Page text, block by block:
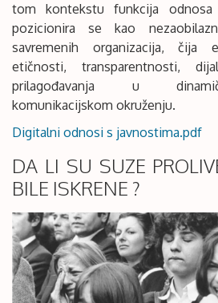
tom kontekstu funkcija
pozicionira se kao
savremenih organizacija, čija
etičnosti, transparentnosti,
prilagođavanja u
komunikacijskom okruženju.
Digitalni odnosi s javnostima.pdf
DA LI SU SUZE
BILE ISKRENE ?